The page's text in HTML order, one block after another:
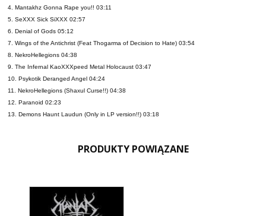
4. Mantakhz Gonna Rape you!! 03:11
5. SeXXX Sick SiXXX 02:57
6. Denial of Gods 05:12
7. Wings of the Antichrist (Feat Thogarma of Decision to Hate) 03:54
8. NekroHellegions 04:38
9. The Infernal KaoXXXpeed Metal Holocaust 03:47
10. Psykotik Deranged Angel 04:24
11. NekroHellegions (Shaxul Curse!!) 04:38
12. Paranoid 02:23
13. Demons Haunt Laudun (Only in LP version!!) 03:18
PRODUKTY POWIĄZANE